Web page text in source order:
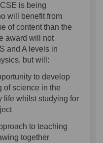
is being
will
benefit from
of content than the
award will not
and A levels in
but will:
to develop
of science in the
life whilst studying for
to teaching
together